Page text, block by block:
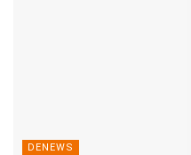
DENEWS